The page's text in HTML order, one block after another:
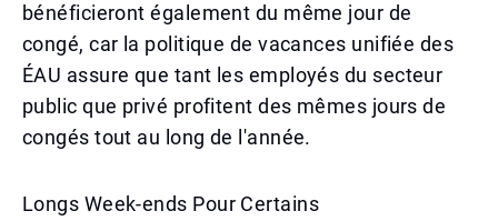
bénéficieront également du même jour de
congé, car la politique de vacances unifiée des
ÉAU assure que tant les employés du secteur
public que privé profitent des mêmes jours de
congés tout au long de l'année.
Longs Week-ends Pour Certains